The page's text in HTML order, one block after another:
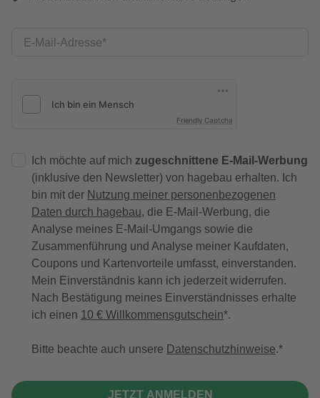
E-Mail-Adresse
Friendly Captcha
Ich möchte auf mich zugeschnittene E-Mail-Werbung
(inklusive den Newsletter) von hagebau erhalten. Ich
bin mit der Nutzung meiner personenbezogenen
Daten durch hagebau, die E-Mail-Werbung, die
Analyse meines E-Mail-Umgangs sowie die
Zusammenführung und Analyse meiner Kaufdaten,
Coupons und Kartenvorteile umfasst, einverstanden.
Mein Einverständnis kann ich jederzeit widerrufen.
Nach Bestätigung meines Einverständnisses erhalte
ich einen 10 € Willkommensgutschein*.
Bitte beachte auch unsere Datenschutzhinweise.
JETZT ANMELDEN